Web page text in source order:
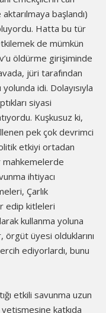
başlandı)
Hatta bu tür
de mümkün
öldürme girişiminde
jüri tarafından
idi. Dolayısıyla
siyasi
Kuşkusuz ki,
pek çok devrimci
etkiyi ortadan
mahkemelerde
ihtiyacı
Çarlık
edip kitleleri
kullanma yoluna
üyesi olduklarını
ediyorlardı, bunu
etkili savunma uzun
katkıda